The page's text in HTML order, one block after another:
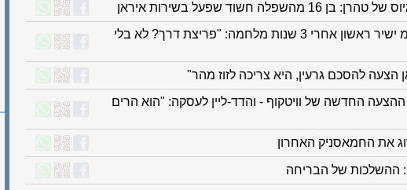
חשוד שפעל בשירות איראן
רוסיה ואוקראינה במו"מ ישיר ראשון אחרי 3 שנות מלחמה: "פריצת דרך? לא בלי
הצעה להסכם גרעין, היא צריכה לזוז מהר"
החדשה של וויטקוף - והדד-ליין לעסקה: "הוא הרים
את החמאסניק האחרון